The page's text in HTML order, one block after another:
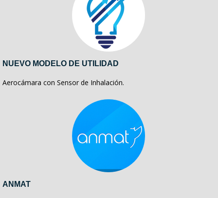
NUEVO MODELO DE UTILIDAD
Aerocámara con Sensor de Inhalación.
ANMAT